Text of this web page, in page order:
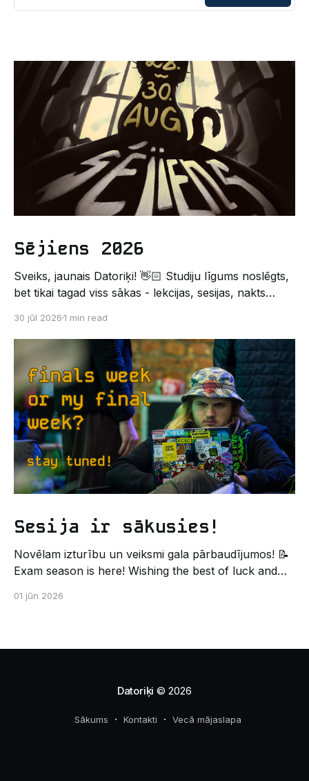
Sējiens 2026
Sveiks, jaunais Datoriķi! 👋🏻 Studiju līgums noslēgts,
bet tikai tagad viss sākas - lekcijas, sesijas, nakts
Un kas gan būtu labāks veids, kā iepazīt savu jauno
dzīvi LU EZTF datoriķu vidē, par došanos uz
leģendāro “Sējienu”? 🐱 Šī pirmsaristoteļa nometne
palīdzēs tev iegūt pirmos draugus, ieskatu studenta
30 jūl 20261 min read
Sesija ir sākusies!
Novēlam izturību un veiksmi gala pārbaudījumos! 📝
Exam season is here! Wishing the best of luck and
pašpārvaldes komunikācijas virziens
01 jūn 2026
Datoriķi © 2026
Sākums Kontakti Vecā mājaslapa